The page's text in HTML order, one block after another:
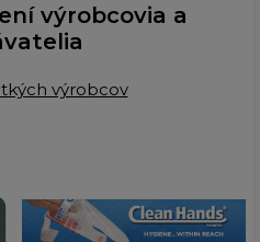
výrobcovia a
výrobcov